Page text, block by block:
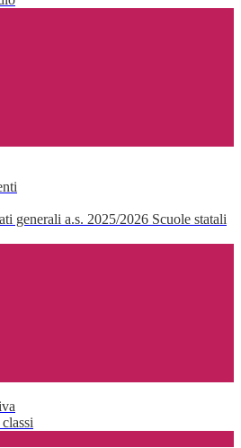
generali a.s. 2025/2026 Scuole statali